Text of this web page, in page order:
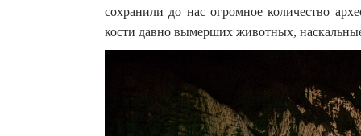
сохранили до нас огромное количество
кости давно вымерших животных,